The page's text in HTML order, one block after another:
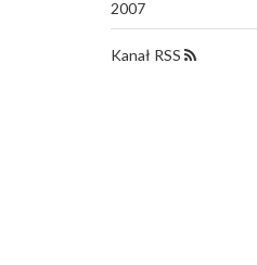
Lipiec
Październik
Wrzesień
Czerwiec
2007
Listopad
Kanał RSS